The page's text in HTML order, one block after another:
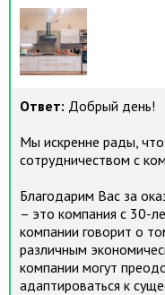
Ответ: Добрый день!
Мы искренне рады,
сотрудничеством с
Благодарим Вас за
– это компания с 30-
компании говорит о
различным
компании могут
адаптироваться к